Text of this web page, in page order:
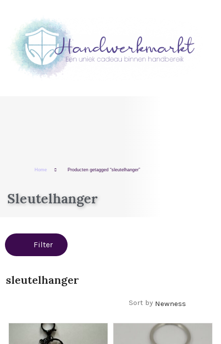
Home Producten getagged “sleutelhanger”
Sleutelhanger
Filter
sleutelhanger
Sort by